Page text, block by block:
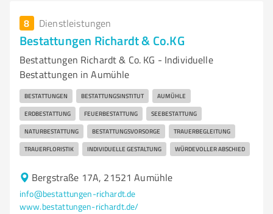
8 Dienstleistungen
Bestattungen Richardt & Co.KG
Bestattungen Richardt & Co. KG - Individuelle
Bestattungen in Aumühle
BESTATTUNGEN BESTATTUNGSINSTITUT AUMÜHLE
ERDBESTATTUNG FEUERBESTATTUNG SEEBESTATTUNG
NATURBESTATTUNG BESTATTUNGSVORSORGE TRAUERBEGLEITUNG
TRAUERFLORISTIK INDIVIDUELLE GESTALTUNG WÜRDEVOLLER ABSCHIED
Bergstraße 17A, 21521 Aumühle
info@bestattungen-richardt.de
www.bestattungen-richardt.de/